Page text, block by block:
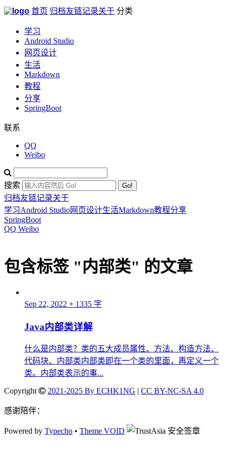
首页 归档友链记录关于 分类
学习
Android Studio
网页设计
生活
Markdown
教程
分享
SpringBoot
联系
QQ
Weibo
搜索 Go!
归档友链记录关于
学习Android Studio网页设计生活Markdown教程分享
SpringBoot
QQ Weibo
包含标签 "内部类" 的文章
Sep 22, 2022 + 1335 字
Java内部类详解
什么是内部类？类的五大成员属性、方法、构造方法、
代码块、内部类内部类即在一个类的里面，再定义一个
类。内部类表示的事...
Copyright 2021-2025 By ECHK1NG | CC BY-NC-SA 4.0
感谢陪伴：
Powered by Typecho • Theme VOID